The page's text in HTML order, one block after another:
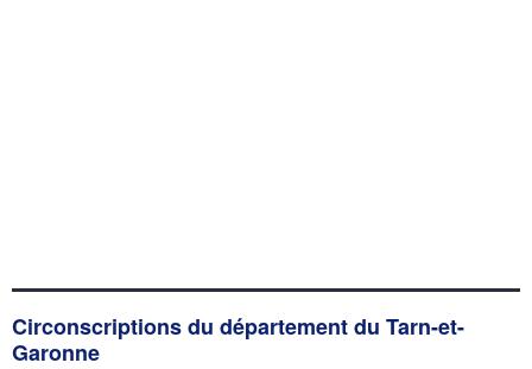
Circonscriptions du département du Tarn-et-
Garonne